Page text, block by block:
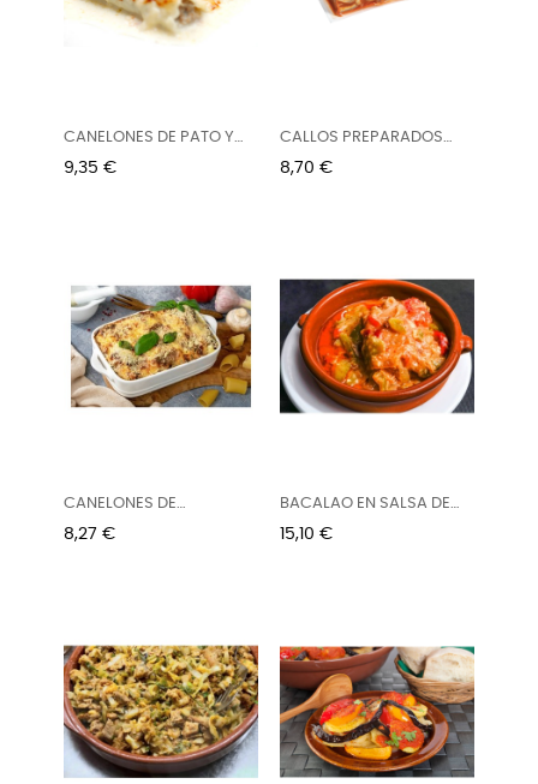
CANELONES DE PATO Y
FOIE 5U...
Precio
9,35 €
CALLOS PREPARADOS
VERA 900g...
Precio
8,70 €
CANELONES DE
ESPINACAS CON...
Precio
8,27 €
BACALAO EN SALSA DE
TOMATE...
Precio
15,10 €